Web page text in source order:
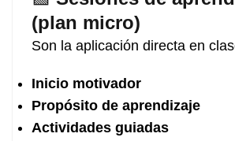
(plan micro)
Son la aplicación directa en
Inicio motivador
Propósito de aprendizaje
Actividades guiadas